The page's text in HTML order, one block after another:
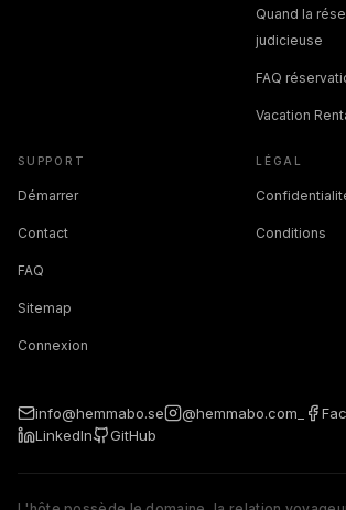
Quand la
judicieuse
FAQ
Vacation
SUPPORT
Démarrer
Contact
FAQ
Sitemap
Connexion
LÉGAL
Conditions
info@hemmabo.se @hemmabo.com_
LinkedIn
GitHub